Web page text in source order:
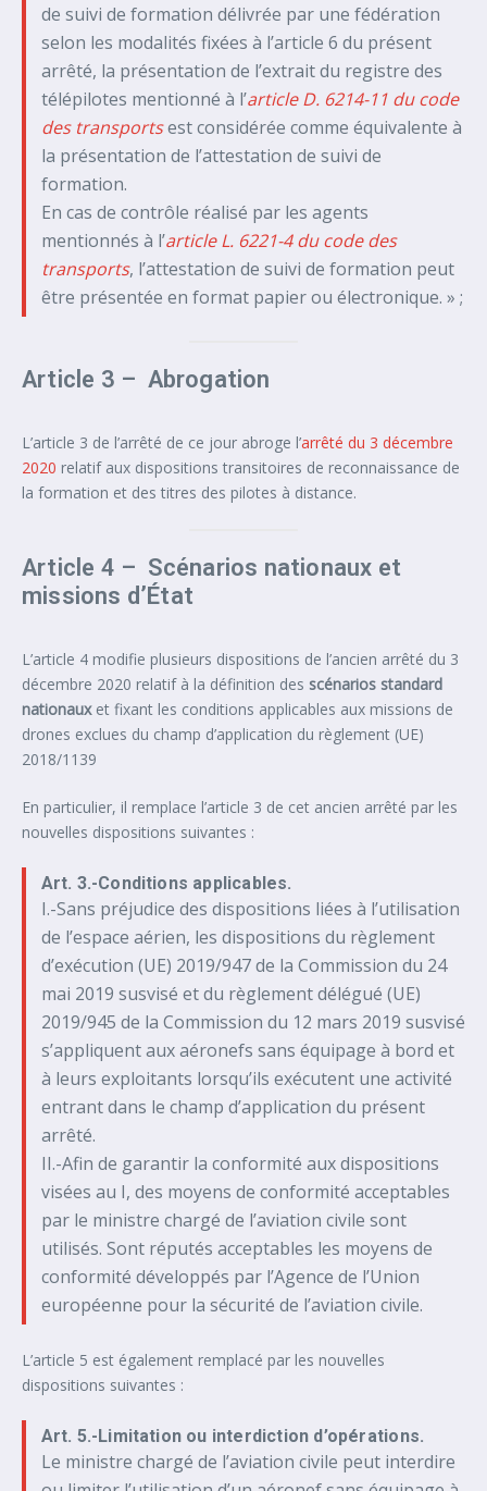
de suivi de formation délivrée par une fédération
selon les modalités fixées à l’article 6 du présent
arrêté, la présentation de l’extrait du registre des
télépilotes mentionné à l’article D. 6214-11 du code
des transportsest considérée comme équivalente à
la présentation de l’attestation de suivi de
formation.
En cas de contrôle réalisé par les agents
mentionnés à l’article L. 6221-4 du code des
transports, l’attestation de suivi de formation peut
être présentée en format papier ou électronique. » ;
Article 3 – Abrogation
L’article 3 de l’arrêté de ce jour abroge l’arrêté du 3 décembre
2020 relatif aux dispositions transitoires de reconnaissance de
la formation et des titres des pilotes à distance.
Article 4 – Scénarios nationaux et
missions d’État
L’article 4 modifie plusieurs dispositions de l’ancien arrêté du 3
décembre 2020 relatif à la définition des scénarios standard
nationauxet fixant les conditions applicables aux missions de
drones exclues du champ d’application du règlement (UE)
2018/1139
En particulier, il remplace l’article 3 de cet ancien arrêté par les
nouvelles dispositions suivantes :
Art. 3.-Conditions applicables.
I.-Sans préjudice des dispositions liées à l’utilisation
de l’espace aérien, les dispositions du règlement
d’exécution (UE) 2019/947 de la Commission du 24
mai 2019 susvisé et du règlement délégué (UE)
2019/945 de la Commission du 12 mars 2019 susvisé
s’appliquent aux aéronefs sans équipage à bord et
à leurs exploitants lorsqu’ils exécutent une activité
entrant dans le champ d’application du présent
arrêté.
II.-Afin de garantir la conformité aux dispositions
visées au I, des moyens de conformité acceptables
par le ministre chargé de l’aviation civile sont
utilisés. Sont réputés acceptables les moyens de
conformité développés par l’Agence de l’Union
européenne pour la sécurité de l’aviation civile.
L’article 5 est également remplacé par les nouvelles
dispositions suivantes :
Art. 5.-Limitation ou interdiction d’opérations.
Le ministre chargé de l’aviation civile peut interdire